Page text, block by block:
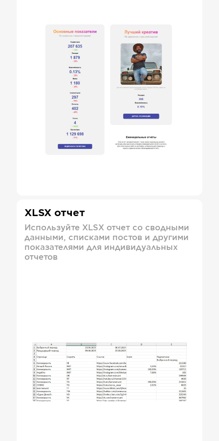
XLSX отчет
Используйте XLSX отчет со сводными
данными, списками постов и другими
показателями для индивидуальных
отчетов